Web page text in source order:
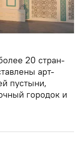
20 стран-
арт-
пустыни,
городок и